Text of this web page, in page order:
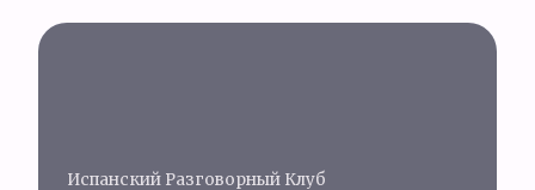
Испанский Разговорный Клуб